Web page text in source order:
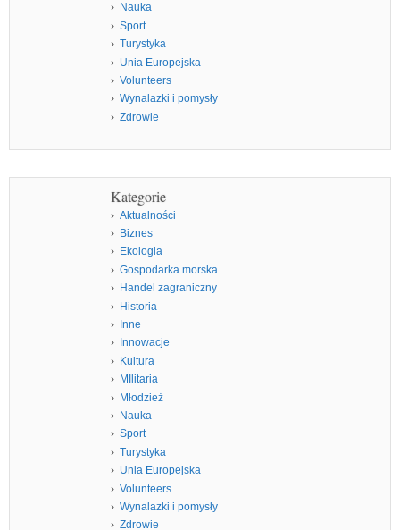
Nauka
Sport
Turystyka
Unia Europejska
Volunteers
Wynalazki i pomysły
Zdrowie
Kategorie
Aktualności
Biznes
Ekologia
Gospodarka morska
Handel zagraniczny
Historia
Inne
Innowacje
Kultura
MIlitaria
Młodzież
Nauka
Sport
Turystyka
Unia Europejska
Volunteers
Wynalazki i pomysły
Zdrowie